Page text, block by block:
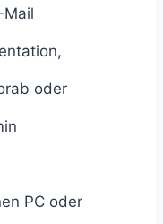
Mail
oder
PC oder